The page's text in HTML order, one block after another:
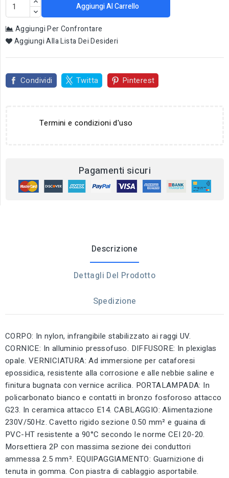
Aggiungi Al Carrello
Aggiungi Per Confrontare
Aggiungi Alla Lista Dei Desideri
Condividi Twitta Pinterest
Termini e condizioni d'uso
Pagamenti sicuri
Descrizione
Dettagli Del Prodotto
Spedizione
CORPO: In nylon, infrangibile stabilizzato ai raggi UV.
CORNICE: In alluminio pressofuso. DIFFUSORE: In plexiglas
opale. VERNICIATURA: Ad immersione per cataforesi
epossidica, resistente alla corrosione e alle nebbie saline e
finitura bugnata con vernice acrilica. PORTALAMPADA: In
policarbonato bianco e contatti in bronzo fosforoso attacco
G23. In ceramica attacco E14. CABLAGGIO: Alimentazione
230V/50Hz. Cavetto rigido sezione 0.50 mm² e guaina di
PVC-HT resistente a 90°C secondo le norme CEI 20-20.
Morsettiera 2P con massima sezione dei conduttori
ammessa 2.5 mm². EQUIPAGGIAMENTO: Guarnizione di
tenuta in gomma. Con piastra di cablaggio asportabile.